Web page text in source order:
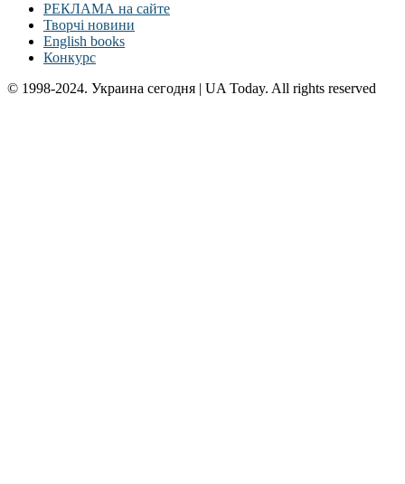
РЕКЛАМА на сайте
Творчі новини
English books
Конкурс
© 1998-2024. Украина сегодня | UA Today. All rights reserved